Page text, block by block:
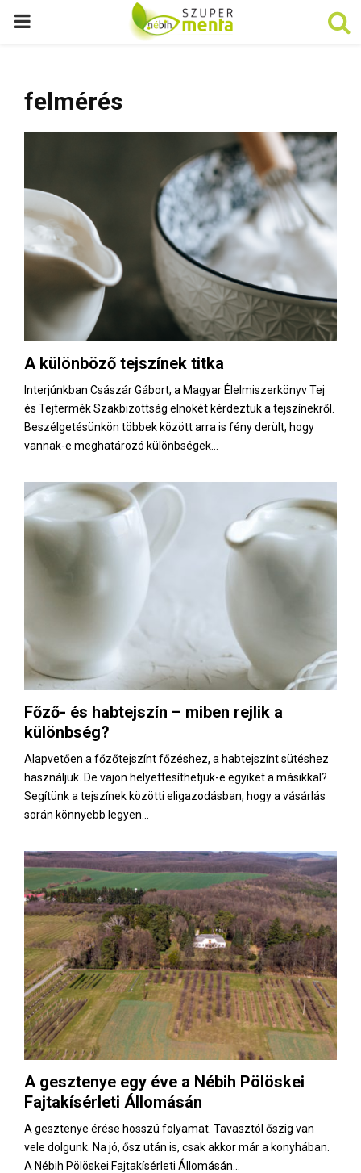
P
A
E
N
felmérés
A különböző tejszínek titka
Interjúnkban Császár Gábort, a Magyar Élelmiszerkönyv Tej
és Tejtermék Szakbizottság elnökét kérdeztük a tejszínekről.
Beszélgetésünkön többek között arra is fény derült, hogy
vannak-e meghatározó különbségek...
Főző- és habtejszín – miben rejlik a
különbség?
Alapvetően a főzőtejszínt főzéshez, a habtejszínt sütéshez
használjuk. De vajon helyettesíthetjük-e egyiket a másikkal?
Segítünk a tejszínek közötti eligazodásban, hogy a vásárlás
során könnyebb legyen...
A gesztenye egy éve a Nébih Pölöskei
Fajtakísérleti Állomásán
A gesztenye érése hosszú folyamat. Tavasztól őszig van
vele dolgunk. Na jó, ősz után is, csak akkor már a konyhában.
A Nébih Pölöskei Fajtakísérleti Állomásán...